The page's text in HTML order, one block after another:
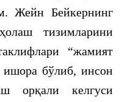
Жейн Бейкернинг
тизимларини
“жамият
ишора бўлиб, инсон
орқали келгуси